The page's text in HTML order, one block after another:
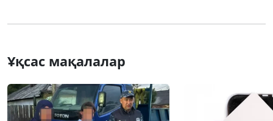
Ұқсас мақалалар